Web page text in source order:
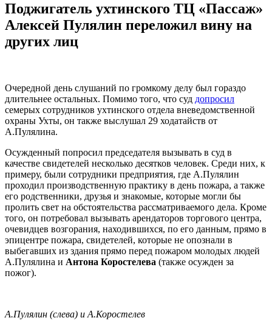
Поджигатель ухтинского ТЦ «Пассаж»
Алексей Пулялин переложил вину на
других лиц
Очередной день слушаний по громкому делу был гораздо
длительнее остальных. Помимо того, что суд допросил
семерых сотрудников ухтинского отдела вневедомственной
охраны Ухты, он также выслушал 29 ходатайств от
А.Пулялина.
Осужденный попросил председателя вызывать в суд в
качестве свидетелей несколько десятков человек. Среди них, к
примеру, были сотрудники предприятия, где А.Пулялин
проходил производственную практику в день пожара, а также
его родственники, друзья и знакомые, которые могли бы
пролить свет на обстоятельства рассматриваемого дела. Кроме
того, он потребовал вызывать арендаторов торгового центра,
очевидцев возгорания, находившихся, по его данным, прямо в
эпицентре пожара, свидетелей, которые не опознали в
выбегавших из здания прямо перед пожаром молодых людей
А.Пулялина и Антона Коростелева (также осужден за
пожог).
А.Пулялин (слева) и А.Коростелев